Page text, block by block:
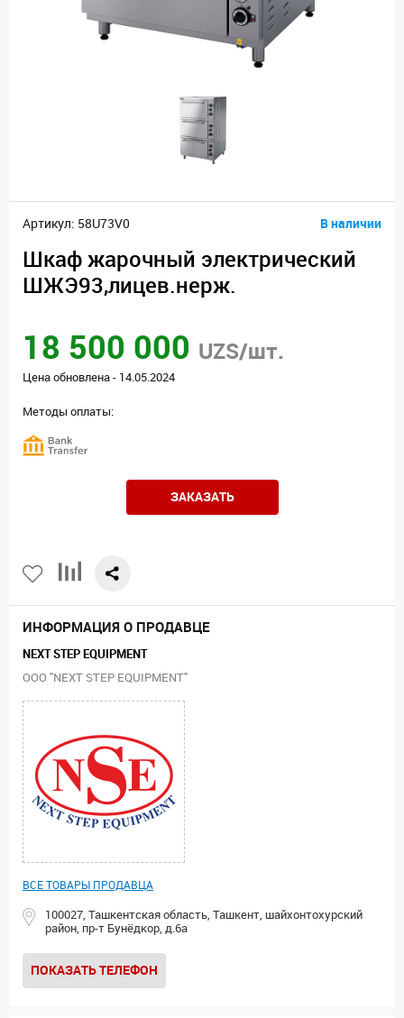
Артикул: 58U73V0 В наличии
Шкаф жарочный электрический
ШЖЭ93,лицев.нерж.
18 500 000 UZS/шт.
Цена обновлена - 14.05.2024
Методы оплаты:
ЗАКАЗАТЬ
ИНФОРМАЦИЯ О ПРОДАВЦЕ
NEXT STEP EQUIPMENT
ООО "NEXT STEP EQUIPMENT"
ВСЕ ТОВАРЫ ПРОДАВЦА
100027, Ташкентская область, Ташкент, шайхонтохурский
район, пр-т Бунёдкор, д.6а
ПОКАЗАТЬ ТЕЛЕФОН